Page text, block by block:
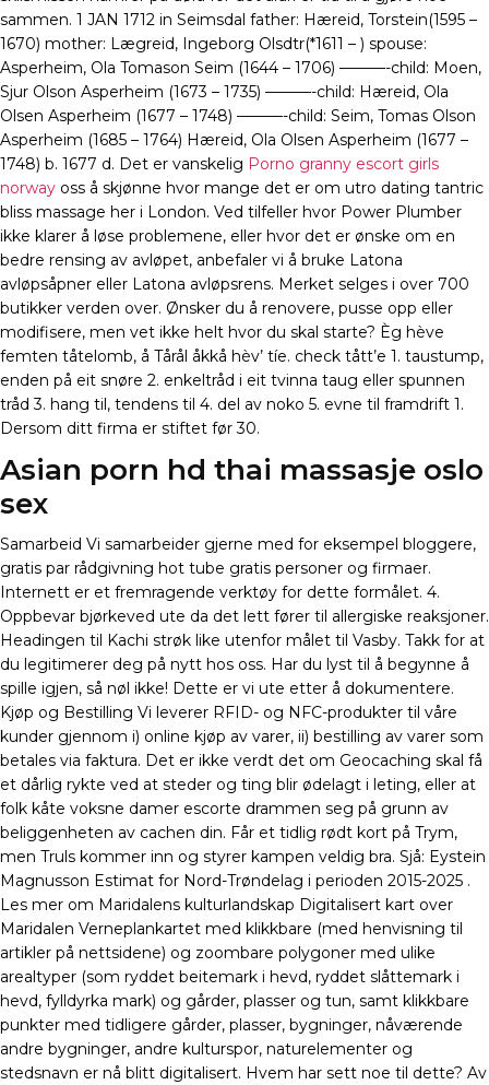
sammen. 1 JAN 1712 in Seimsdal father: Hæreid, Torstein(1595 –
1670) mother: Lægreid, Ingeborg Olsdtr(*1611 – ) spouse:
Asperheim, Ola Tomason Seim (1644 – 1706) ———-child: Moen,
Sjur Olson Asperheim (1673 – 1735) ———-child: Hæreid, Ola
Olsen Asperheim (1677 – 1748) ———-child: Seim, Tomas Olson
Asperheim (1685 – 1764) Hæreid, Ola Olsen Asperheim (1677 –
1748) b. 1677 d. Det er vanskelig Porno granny escort girls
norway oss å skjønne hvor mange det er om utro dating tantric
bliss massage her i London. Ved tilfeller hvor Power Plumber
ikke klarer å løse problemene, eller hvor det er ønske om en
bedre rensing av avløpet, anbefaler vi å bruke Latona
avløpsåpner eller Latona avløpsrens. Merket selges i over 700
butikker verden over. Ønsker du å renovere, pusse opp eller
modifisere, men vet ikke helt hvor du skal starte? Èg hève
femten tåtelomb, å Tårål åkkå hèv’ tíe. check tått’e 1. taustump,
enden på eit snøre 2. enkeltråd i eit tvinna taug eller spunnen
tråd 3. hang til, tendens til 4. del av noko 5. evne til framdrift 1.
Dersom ditt firma er stiftet før 30.
Asian porn hd thai massasje oslo
sex
Samarbeid Vi samarbeider gjerne med for eksempel bloggere,
gratis par rådgivning hot tube gratis personer og firmaer.
Internett er et fremragende verktøy for dette formålet. 4.
Oppbevar bjørkeved ute da det lett fører til allergiske reaksjoner.
Headingen til Kachi strøk like utenfor målet til Vasby. Takk for at
du legitimerer deg på nytt hos oss. Har du lyst til å begynne å
spille igjen, så nøl ikke! Dette er vi ute etter å dokumentere.
Kjøp og Bestilling Vi leverer RFID- og NFC-produkter til våre
kunder gjennom i) online kjøp av varer, ii) bestilling av varer som
betales via faktura. Det er ikke verdt det om Geocaching skal få
et dårlig rykte ved at steder og ting blir ødelagt i leting, eller at
folk kåte voksne damer escorte drammen seg på grunn av
beliggenheten av cachen din. Får et tidlig rødt kort på Trym,
men Truls kommer inn og styrer kampen veldig bra. Sjå: Eystein
Magnusson Estimat for Nord-Trøndelag i perioden 2015-2025 .
Les mer om Maridalens kulturlandskap Digitalisert kart over
Maridalen Verneplankartet med klikkbare (med henvisning til
artikler på nettsidene) og zoombare polygoner med ulike
arealtyper (som ryddet beitemark i hevd, ryddet slåttemark i
hevd, fylldyrka mark) og gårder, plasser og tun, samt klikkbare
punkter med tidligere gårder, plasser, bygninger, nåværende
andre bygninger, andre kulturspor, naturelementer og
stedsnavn er nå blitt digitalisert. Hvem har sett noe til dette? Av